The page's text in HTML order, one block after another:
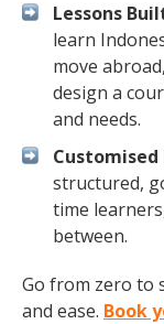
Lessons
learn
move
design a
and needs.
structured,
time
between.
Go from zero to
and ease. Book